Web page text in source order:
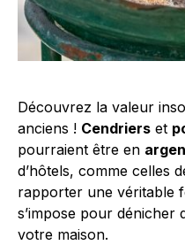
Découvrez la valeur
anciens ! Cendriers et
pourraient être en
d’hôtels, comme celles
rapporter une véritable
s’impose pour dénicher
votre maison.